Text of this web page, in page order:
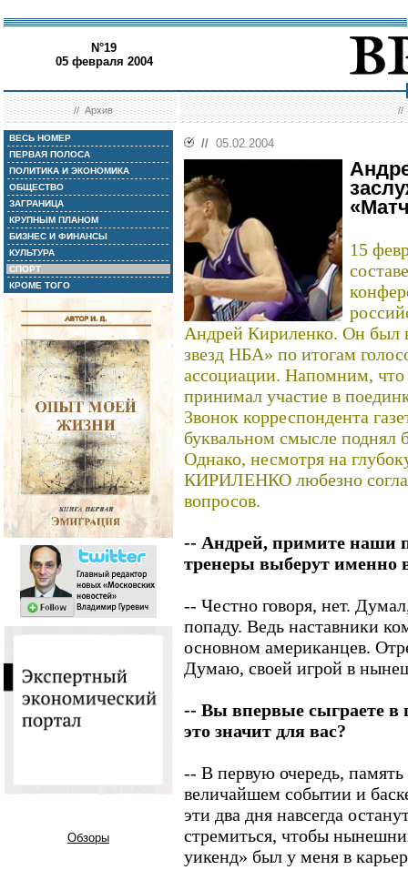
N°19
05 февраля 2004
//Архив //
ВЕСЬ НОМЕР
ПЕРВАЯ ПОЛОСА
ПОЛИТИКА И ЭКОНОМИКА
ОБЩЕСТВО
ЗАГРАНИЦА
КРУПНЫМ ПЛАНОМ
БИЗНЕС И ФИНАНСЫ
КУЛЬТУРА
СПОРТ
КРОМЕ ТОГО
Обзоры
// 05.02.2004
15
Андрей Кириленко. Он был
звезд НБА» по итогам
ассоциации. Напомним,
принимал участие в
Звонок корреспондента
буквальном смысле поднял
Однако, несмотря на
КИРИЛЕНКО любезно
вопросов.
-- Андрей, примите наши
тренеры выберут именно
-- Честно говоря, нет.
попаду. Ведь наставники
основном американцев.
Думаю, своей игрой в
-- Вы впервые сыграете в
это значит для вас?
-- В первую очередь,
величайшем событии и
эти два дня навсегда
стремиться, чтобы
уикенд» был у меня в